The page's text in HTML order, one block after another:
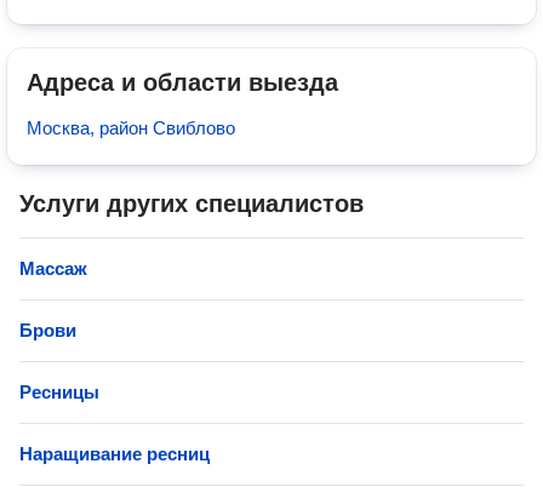
Адреса и области выезда
Москва, район Свиблово
Услуги других специалистов
Массаж
Брови
Ресницы
Наращивание ресниц